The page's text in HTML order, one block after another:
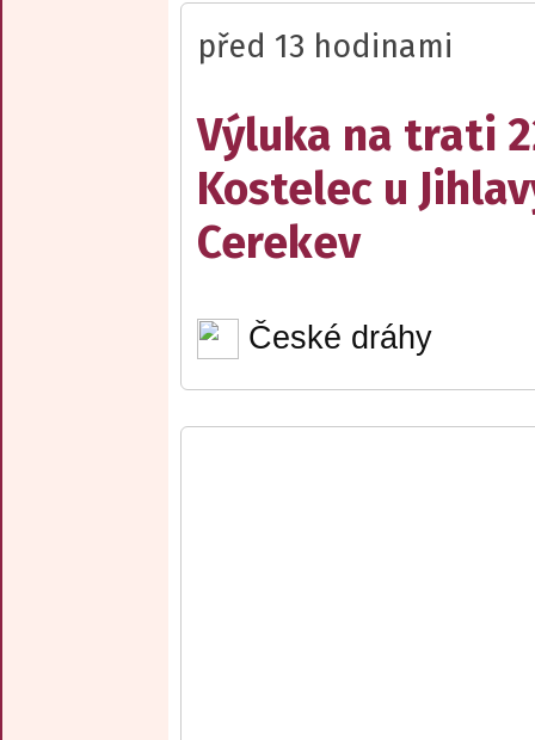
před 13 hodinami
Výluka na trati
Kostelec u
Cerekev
České dráhy